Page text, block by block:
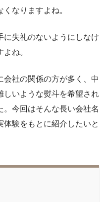
なりますよね。
に失礼のないようにしなけ
ね。
社の関係の方が多く、中
しいような熨斗を希望され
。今回はそんな長い会社名
験をもとに紹介したいと